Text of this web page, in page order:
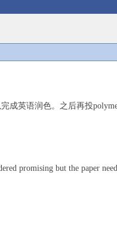
成英语润色。之后再投
promising but the paper